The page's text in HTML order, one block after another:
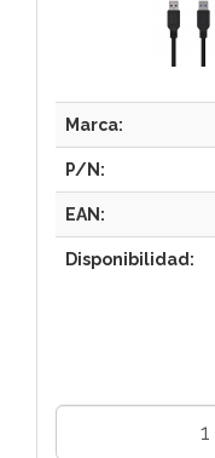
Marca:
P/N:
EAN:
Disponibilidad: